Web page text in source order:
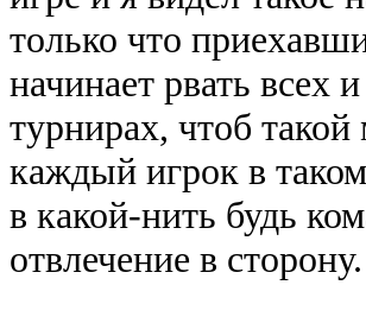
только что
начинает рвать
турнирах, чтоб
каждый игрок в
в какой-нить будь
отвлечение в сторону.